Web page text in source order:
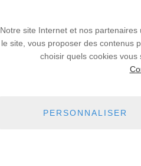
Notre site Internet et nos
le site, vous proposer des contenus
choisir quels cookies vous
PERSONNALISER